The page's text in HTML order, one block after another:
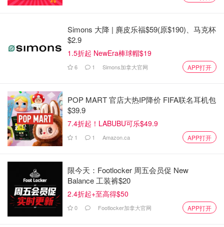
Simons 大降 | 麂皮乐福$59(原$190)、马克杯
$2.9
1.5折起 NewEra棒球帽$19
6 1 Simons加拿大官网 APP打开
POP MART 官店大热IP降价 FIFA联名耳机包
$39.9
7.4折起！LABUBU可乐$49.9
1 1 Amazon.ca APP打开
限今天：Footlocker 周五会员促 New
Balance 工装裤$20
2.4折起+至高得$50
0 Footlocker加拿大官网 APP打开